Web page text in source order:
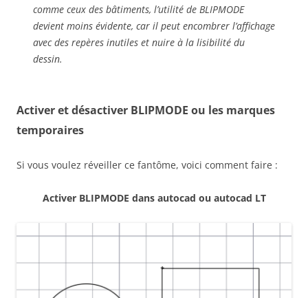
comme ceux des bâtiments, l’utilité de BLIPMODE
devient moins évidente, car il peut encombrer l’affichage
avec des repères inutiles et nuire à la lisibilité du
dessin.
Activer et désactiver BLIPMODE ou les marques
temporaires
Si vous voulez réveiller ce fantôme, voici comment faire :
Activer BLIPMODE dans autocad ou autocad LT